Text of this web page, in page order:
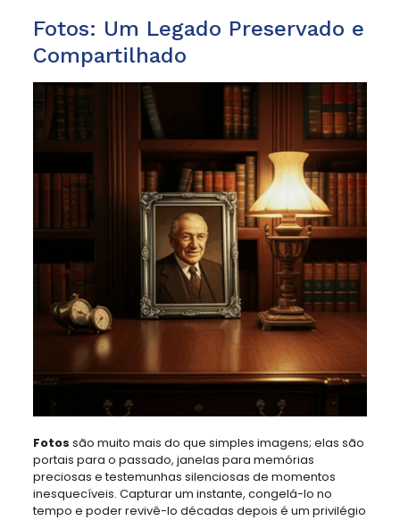
Fotos: Um Legado Preservado e
Compartilhado
Fotos são muito mais do que simples imagens; elas são
portais para o passado, janelas para memórias
preciosas e testemunhas silenciosas de momentos
inesquecíveis. Capturar um instante, congelá-lo no
tempo e poder revivê-lo décadas depois é um privilégio